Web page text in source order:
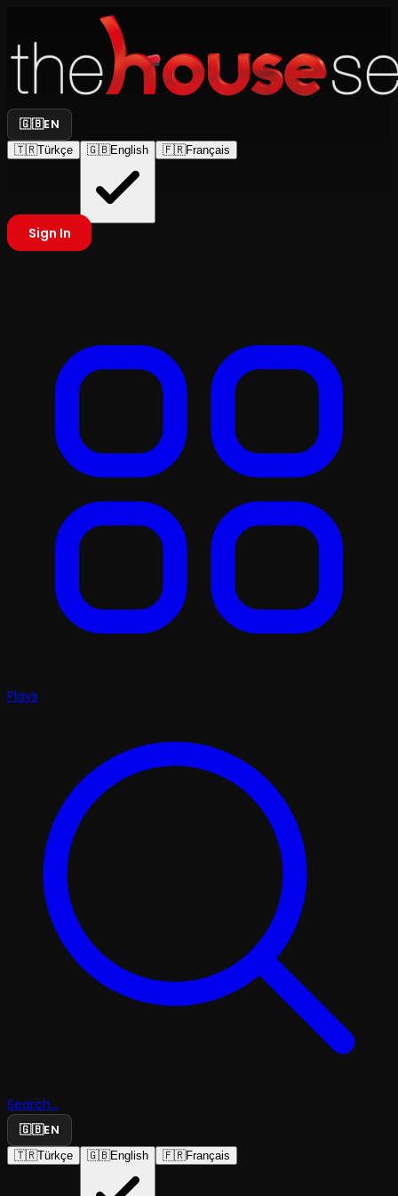
🇬🇧EN
🇹🇷Türkçe 🇬🇧English 🇫🇷Français
Sign In
Plays
Search...
🇬🇧EN
🇹🇷Türkçe 🇬🇧English 🇫🇷Français